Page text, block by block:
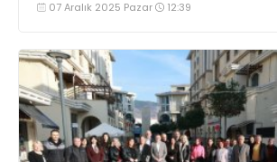
07 Aralık 2025 Pazar 12:39